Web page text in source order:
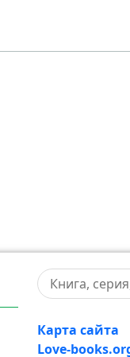
Карта сайта
Love-